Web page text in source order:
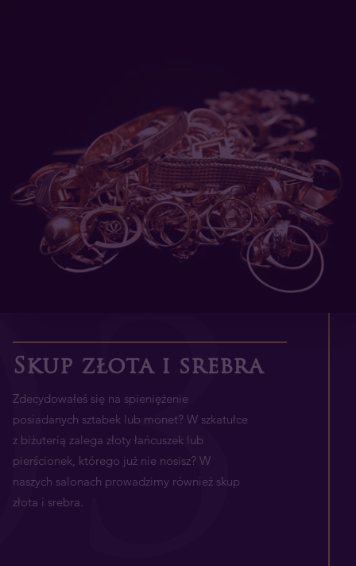
Skup złota i srebra
Zdecydowałeś się na spieniężenie
posiadanych sztabek lub monet? W szkatułce
z biżuterią zalega złoty łańcuszek lub
pierścionek, którego już nie nosisz? W
naszych salonach prowadzimy również skup
złota i srebra.3